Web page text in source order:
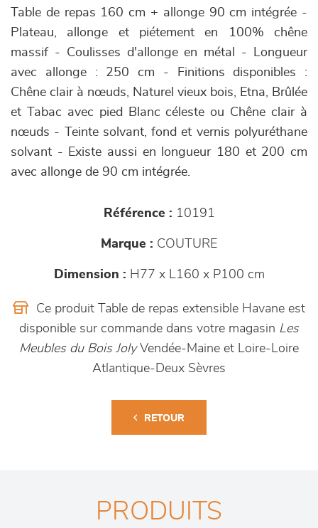
Table de repas 160 cm + allonge 90 cm intégrée -
Plateau, allonge et piétement en 100% chêne
massif - Coulisses d'allonge en métal - Longueur
avec allonge : 250 cm - Finitions disponibles :
Chêne clair à nœuds, Naturel vieux bois, Etna, Brûlée
et Tabac avec pied Blanc céleste ou Chêne clair à
nœuds - Teinte solvant, fond et vernis polyuréthane
solvant - Existe aussi en longueur 180 et 200 cm
avec allonge de 90 cm intégrée.
Référence : 10191
Marque : COUTURE
Dimension : H77 x L160 x P100 cm
Ce produit Table de repas extensible Havane est
disponible sur commande dans votre magasin Les
Meubles du Bois JolyVendée-Maine et Loire-Loire
Atlantique-Deux Sèvres
RETOUR
PRODUITS